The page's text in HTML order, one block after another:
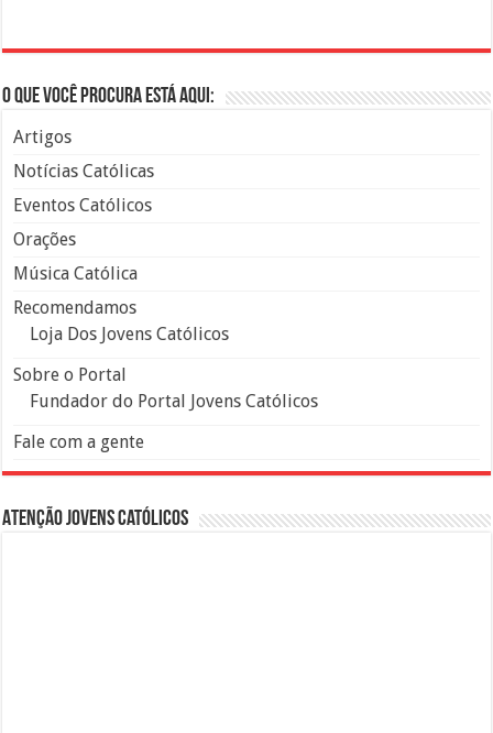
O que você procura está aqui:
Artigos
Notícias Católicas
Eventos Católicos
Orações
Música Católica
Recomendamos
Loja Dos Jovens Católicos
Sobre o Portal
Fundador do Portal Jovens Católicos
Fale com a gente
Atenção Jovens Católicos